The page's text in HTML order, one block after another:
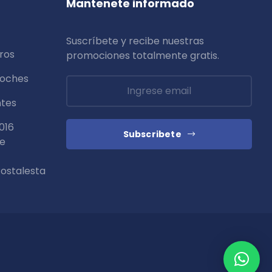
Mantenete informado
Suscríbete y recibe nuestras
promociones totalmente gratis.
Subscribete
Blog